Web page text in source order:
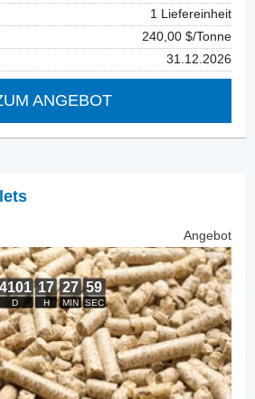
1 Liefereinheit
240,00 $/Tonne
31.12.2026
ANGEBOT
Angebot